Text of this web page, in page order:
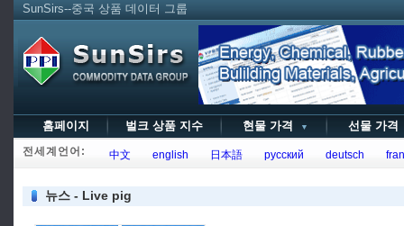
SunSirs--중국 상품 데이터 그룹
홈페이지 벌크 상품 지수 현물 가격 ▼ 선물 가
전세계언어: 中文 english 日本語 русский deutsch
뉴스 - Live pig